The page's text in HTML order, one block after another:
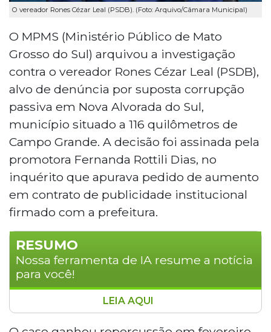
O vereador Rones Cézar Leal (PSDB). (Foto: Arquivo/Câmara Municipal)
O MPMS (Ministério Público de Mato
Grosso do Sul) arquivou a investigação
contra o vereador Rones Cézar Leal (PSDB),
alvo de denúncia por suposta corrupção
passiva em Nova Alvorada do Sul,
município situado a 116 quilômetros de
Campo Grande. A decisão foi assinada pela
promotora Fernanda Rottili Dias, no
inquérito que apurava pedido de aumento
em contrato de publicidade institucional
firmado com a prefeitura.
RESUMO
Nossa ferramenta de IA resume a notícia
para você!
O Ministério Público de Mato Grosso do Sul
arquivou a investigação contra o vereador
LEIA AQUI